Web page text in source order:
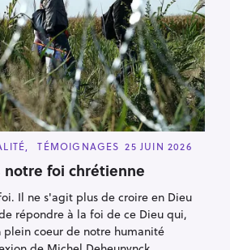
TÉMOIGNAGES 25 JUIN 2026
notre foi chrétienne
Il ne s'agit plus de croire en Dieu
répondre à la foi de ce Dieu qui,
plein coeur de notre humanité